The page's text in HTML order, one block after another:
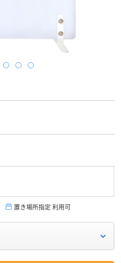
置き場所指定 利用可